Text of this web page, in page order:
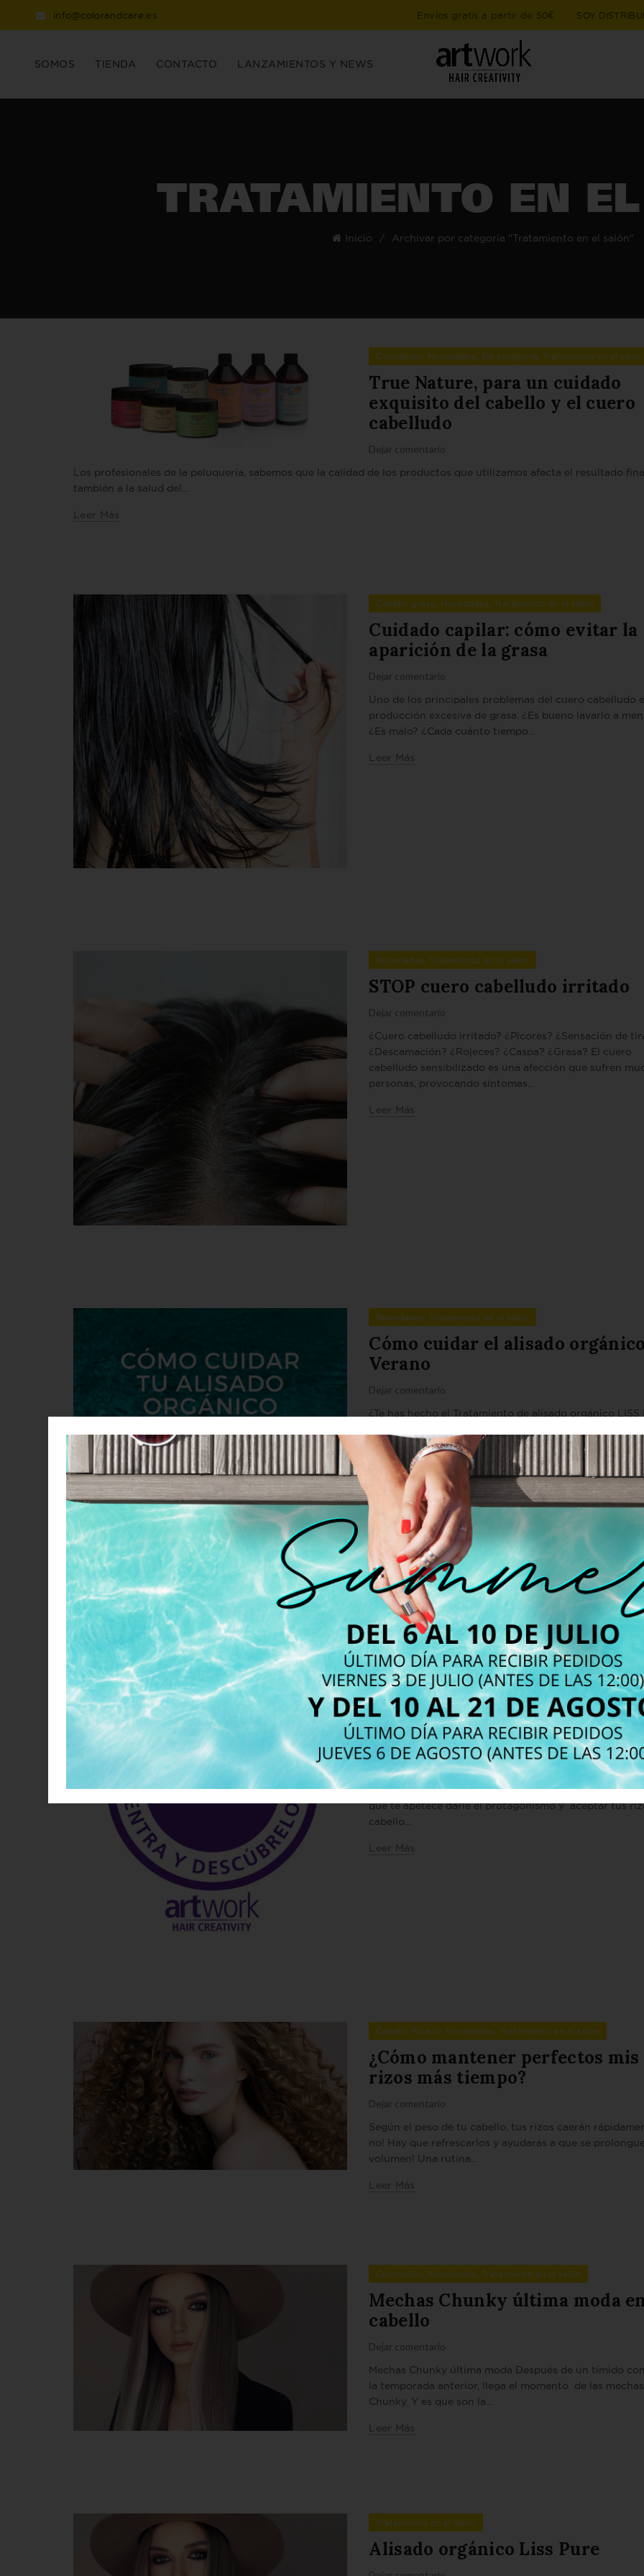
info@colorandcare.es Envios gratis a partir de 50€ SOY
SOMOS TIENDA CONTACTO LANZAMIENTOS Y NEWS
TRATAMIENTO EN
Inicio Archivar por categoría "Tratamiento en el salón"
Coloración Novedades Sin categoría Tratamiento en el salón
True Nature, para un cuidado
exquisito del cabello y el cuero
cabelludo
Dejar comentario
Los profesionales de la peluquería, sabemos que la calidad de los productos que utilizamos afecta el resultado
también a la salud del...
Leer Más
Cabello graso Novedades Tratamiento en el salón
Cuidado capilar: cómo evitar la
aparición de la grasa
Dejar comentario
Uno de los principales problemas del cuero cabelludo
producción excesiva de grasa. ¿Es bueno lavarlo a
¿Es malo? ¿Cada cuánto tiempo...
Leer Más
Novedades, Tratamiento en el salón
STOP cuero cabelludo irritado
Dejar comentario
¿Cuero cabelludo irritado? ¿Picores? ¿Sensación de
¿Descamación? ¿Rojeces? ¿Caspa? ¿Grasa? El cuero
cabelludo sensibilizado es una afección que sufren
personas, provocando síntomas...
Leer Más
Novedades Tratamiento en el salón
Cómo cuidar el alisado
Verano
Dejar comentario
¿Te has hecho el Tratamiento de alisado orgánico LISS
mar, el...
Leer Más
Cabello Rizado , Tratamiento en el salón
¿Qué es el método Curly
profesional? Descubre nuestra
nueva Línea Apta para el método
Dejar comentario
Seguro que has oido hablar del método curly girl si
que te apetece darle el protagonismo y aceptar tus
cabello...
Leer Más
Cabello Rizado Novedades Tratamiento en el salón
¿Cómo mantener perfectos mis
rizos más tiempo?
Dejar comentario
Según el peso de tu cabello, tus rizos caerán
no! Hay que refrescarlos y ayudarás a que se
volumen! Una rutina...
Leer Más
Coloración Novedades Tratamiento en el salón
Mechas Chunky última moda
cabello
Dejar comentario
Mechas Chunky última moda Después de un tímido
la temporada anterior, llega el momento de las mechas
Chunky. Y es que son la...
Leer Más
Tratamiento en el salón
Alisado orgánico Liss Pure